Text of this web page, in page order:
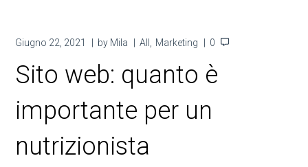
Giugno 22, 2021 by Mila All Marketing 0
Sito web: quanto è
importante per un
nutrizionista